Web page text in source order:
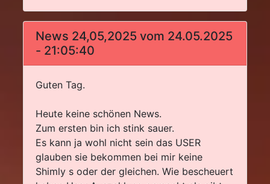
News 24,05,2025 vom 24.05.2025
- 21:05:40
Guten Tag.
Heute keine schönen News.
Zum ersten bin ich stink sauer.
Es kann ja wohl nicht sein das USER
glauben sie bekommen bei mir keine
Shimly s oder der gleichen. Wie bescheuert